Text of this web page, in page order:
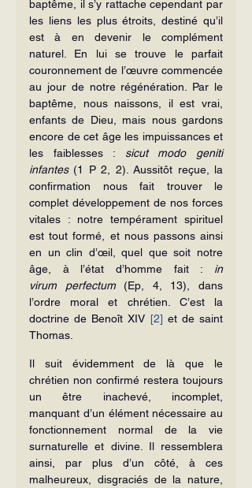
baptême, il s’y rattache cependant par
les liens les plus étroits, destiné qu’il
est à en devenir le complément
naturel. En lui se trouve le parfait
couronnement de l’œuvre commencée
au jour de notre régénération. Par le
baptême, nous naissons, il est vrai,
enfants de Dieu, mais nous gardons
encore de cet âge les impuissances et
les faiblesses : sicut modo geniti
infantes (1 P 2, 2). Aussitôt reçue, la
confirmation nous fait trouver le
complet développement de nos forces
vitales : notre tempérament spirituel
est tout formé, et nous passons ainsi
en un clin d’œil, quel que soit notre
âge, à l’état d’homme fait : in
virum
perfectum (Ep, 4, 13), dans
l’ordre moral et chrétien. C’est la
doctrine de Benoît XIV [2] et de saint
Thomas.
Il suit évidemment de là que le
chrétien non confirmé restera toujours
un être inachevé, incomplet,
manquant d’un élément nécessaire au
fonctionnement normal de la vie
surnaturelle et divine. Il ressemblera
ainsi, par plus d’un côté, à ces
malheureux, disgraciés de la nature,